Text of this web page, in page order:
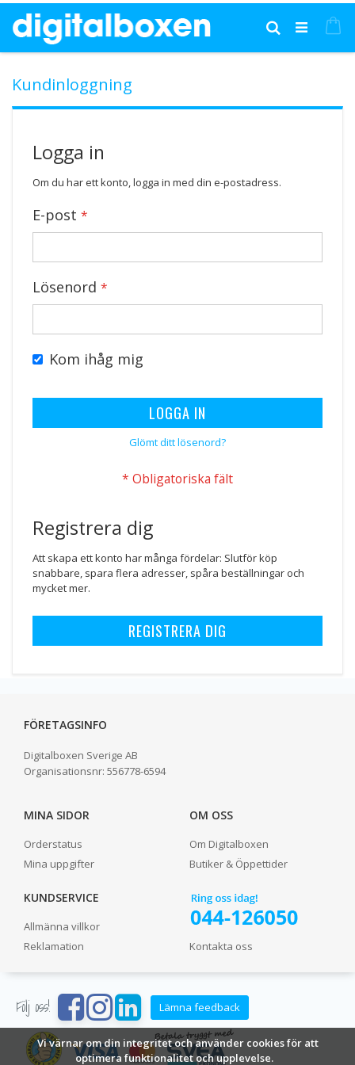
Vi värnar om din integritet och använder cookies för att
optimera funktionalitet och upplevelse.
till
innehållet
Sök
Kundinloggning
Logga in
Om du har ett konto, logga in med din e-postadress.
E-post
Lösenord
Kom ihåg mig
LOGGA IN
Glömt ditt lösenord?
Registrera dig
Att skapa ett konto har många fördelar: Slutför köp
snabbare, spara flera adresser, spåra beställningar och
mycket mer.
REGISTRERA DIG
FÖRETAGSINFO
Digitalboxen Sverige AB
Organisationsnr: 556778-6594
MINA SIDOR
Orderstatus
Mina uppgifter
OM OSS
Om Digitalboxen
Butiker & Öppettider
KUNDSERVICE
Allmänna villkor
Reklamation
Kontakta oss
Följ oss! Lämna feedback